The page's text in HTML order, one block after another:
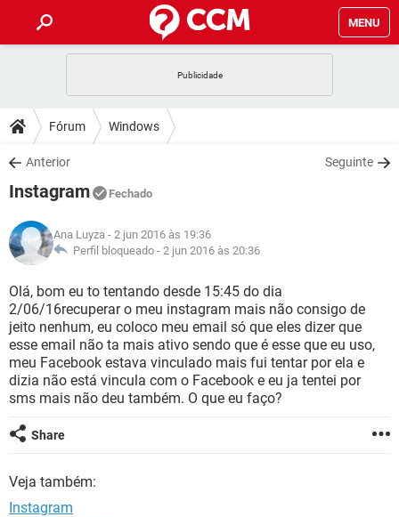
MENU
CELULAR
OUTLOOK
INSTAGRAM
GUIA DE COMPRAS
DICAS
JOGOS
INSTAGRAM
GUIA DE COMPRAS
DOWNLOADS
JOGOS
CELULAR
OUTLOOK EXCEL
INSTAGRAM GMAIL
GUIA DE COMPRAS
FÓRUM
JOGOS
CELULAR
OUTLOOK EXCEL
INSTAGRAM GMAIL
GUIA DE COMPRAS
GLOSSÁRIO
JOGOS WHATSAPP
CELULAR FACEBOOK
OUTLOOK EXCEL
INSTAGRAM GMAIL
GUIA DE COMPRAS
Fórum Windows
Anterior Seguinte
Instagram Fechado
Ana Luyza - 2 jun 2016 às 19:36
Perfil bloqueado - 2 jun 2016 às 20:36
Olá, bom eu to tentando desde 15:45 do dia
2/06/16recuperar o meu instagram mais não consigo de
jeito nenhum, eu coloco meu email só que eles dizer que
esse email não ta mais ativo sendo que é esse que eu uso,
meu Facebook estava vinculado mais fui tentar por ela e
dizia não está vincula com o Facebook e eu ja tentei por
sms mais não deu também. O que eu faço?
Share
Veja também:
Instagram